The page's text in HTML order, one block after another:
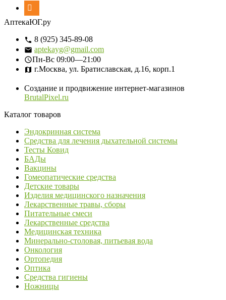
АптекаЮГ.ру
8 (925) 345-89-08
aptekayg@gmail.com
Пн-Вс 09:00—21:00
г.Москва, ул. Братиславская, д.16, корп.1
Создание и продвижение интернет-магазинов
BrutalPixel.ru
Каталог товаров
Эндокринная система
Средства для лечения дыхательной системы
Тесты Ковид
БАДы
Вакцины
Гомеопатические средства
Детские товары
Изделия медицинского назначения
Лекарственные травы, сборы
Питательные смеси
Лекарственные средства
Медицинская техника
Минерально-столовая, питьевая вода
Онкология
Ортопедия
Оптика
Средства гигиены
Ножницы